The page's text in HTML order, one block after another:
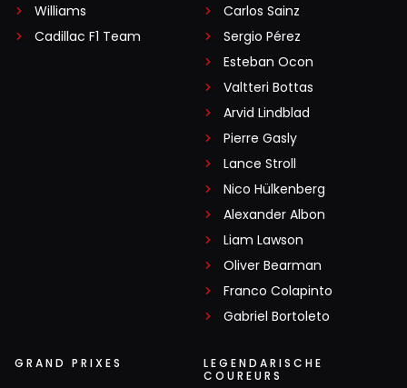
Williams
Cadillac F1 Team
Carlos Sainz
Sergio Pérez
Esteban Ocon
Valtteri Bottas
Arvid Lindblad
Pierre Gasly
Lance Stroll
Nico Hülkenberg
Alexander Albon
Liam Lawson
Oliver Bearman
Franco Colapinto
Gabriel Bortoleto
GRAND PRIXES
LEGENDARISCHE
COUREURS